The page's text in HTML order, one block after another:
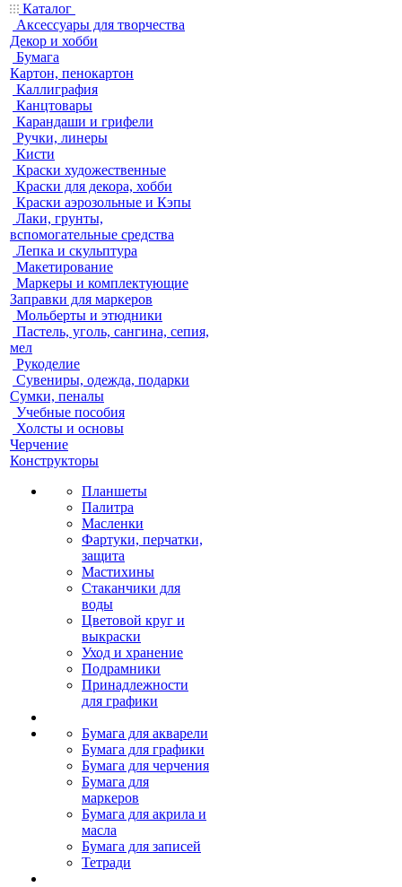
Каталог
Аксессуары для творчества
Декор и хобби
Бумага
Картон, пенокартон
Каллиграфия
Канцтовары
Карандаши и грифели
Ручки, линеры
Кисти
Краски художественные
Краски для декора, хобби
Краски аэрозольные и Кэпы
Лаки, грунты,
вспомогательные средства
Лепка и скульптура
Макетирование
Маркеры и комплектующие
Заправки для маркеров
Мольберты и этюдники
Пастель, уголь, сангина, сепия,
мел
Рукоделие
Сувениры, одежда, подарки
Сумки, пеналы
Учебные пособия
Холсты и основы
Черчение
Конструкторы
Планшеты
Палитра
Масленки
Фартуки, перчатки,
защита
Мастихины
Стаканчики для
воды
Цветовой круг и
выкраски
Уход и хранение
Подрамники
Принадлежности
для графики
Бумага для акварели
Бумага для графики
Бумага для черчения
Бумага для
маркеров
Бумага для акрила и
масла
Бумага для записей
Тетради